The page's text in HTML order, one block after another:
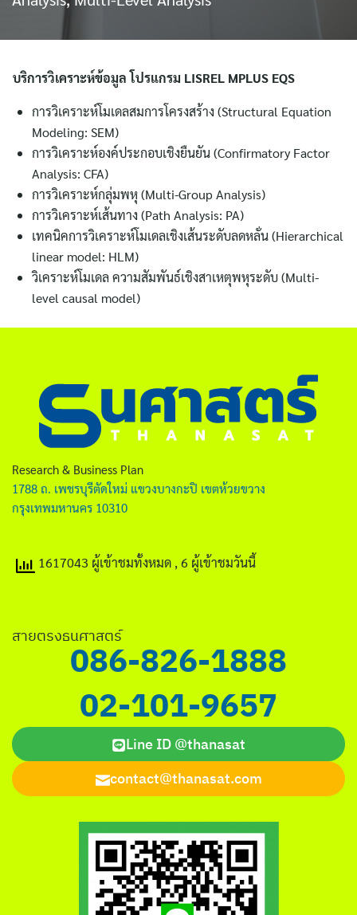
บริการวิเคราะห์ข้อมูล โปรแกรม LISREL MPLUS EQS
การวิเคราะห์โมเดลสมการโครงสร้าง (Structural Equation
Modeling: SEM)
การวิเคราะห์องค์ประกอบเชิงยืนยัน (Confirmatory Factor
Analysis: CFA)
การวิเคราะห์กลุ่มพหุ (Multi-Group Analysis)
การวิเคราะห์เส้นทาง (Path Analysis: PA)
เทคนิคการวิเคราะห์โมเดลเชิงเส้นระดับลดหลั่น (Hierarchical
linear model: HLM)
วิเคราะห์โมเดล ความสัมพันธ์เชิงสาเหตุพหุระดับ (Multi-
level causal model)
Research & Business Plan
1788 ถ. เพชรบุรีตัดใหม่ แขวงบางกะปิ เขตห้วยขวาง
กรุงเทพมหานคร 10310
1617043 ผู้เข้าชมทั้งหมด , 6 ผู้เข้าชมวันนี้
สายตรงธนศาสตร์
086-826-1888
02-101-9657
Line ID @thanasat
contact@thanasat.com